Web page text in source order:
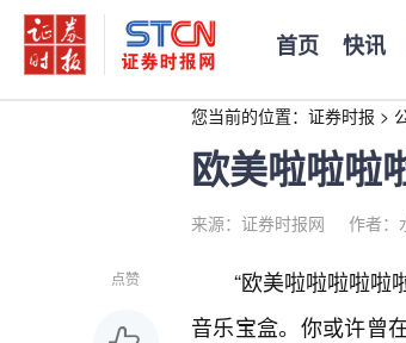
首页 快讯
您当前的位置： 证券时报 >
欧美啦啦啦
来源：证券时报网 作者：
点赞
“欧美啦啦啦啦
音乐宝盒。你或许曾